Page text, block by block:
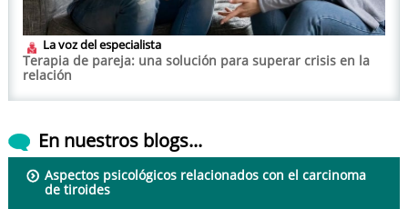
La voz del especialista
Terapia de pareja: una solución para superar crisis en la
relación
En nuestros blogs...
Aspectos psicológicos relacionados con el carcinoma
de tiroides